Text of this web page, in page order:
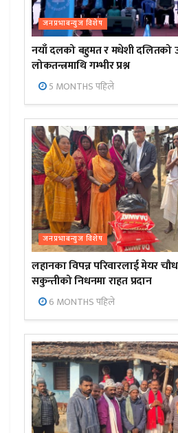
जनप्रभाबन्युज विशेष
नयाँ दलको बहुमत र मधेशी दलितको
लोकतन्त्रमाथि गम्भीर प्रश्न
5 MONTHS पहिले
जनप्रभाबन्युज विशेष
लहानका विपन्न परिवारलाई मेयर
सकुन्तीको निधनमा राहत प्रदान
6 MONTHS पहिले